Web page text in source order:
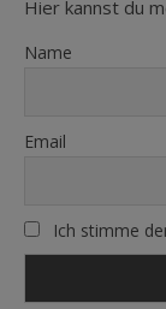
Hier kannst du
Name
Email
Ich stimme